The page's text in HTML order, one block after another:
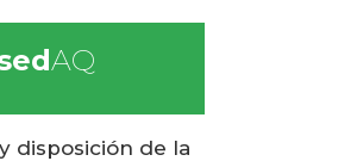
AQ
disposición de la